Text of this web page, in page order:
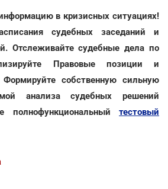
в кризисных ситуациях!
судебных заседаний и
Отслеживайте судебные дела по
Правовые позиции и
собственную сильную
анализа судебных решений
полнофункциональный тестовый